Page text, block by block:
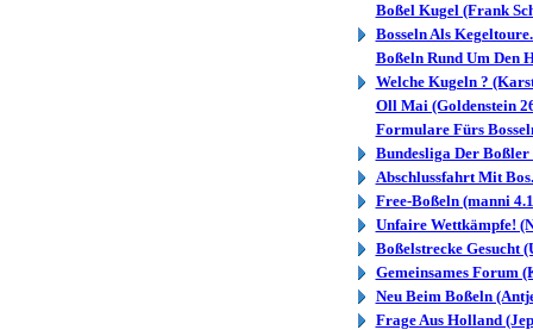
Boßel Kugel (Frank
Bosseln Als
Boßeln Rund Um Den
Welche Kugeln ?
Oll Mai (Goldenstein
Formulare Fürs
Bundesliga Der Boßler
Abschlussfahrt Mit
Free-Boßeln (manni
Unfaire Wettkämpfe!
Boßelstrecke Gesucht
Gemeinsames Forum
Neu Beim Boßeln
Frage Aus Holland